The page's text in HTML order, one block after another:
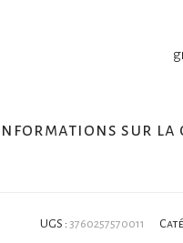
sur la
UGS : 3760257570011